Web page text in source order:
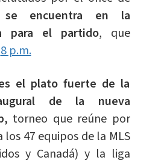
encuentra en la
para el partido, que
8 p.m.
el plato fuerte de la
de la nueva
torneo que reúne por
los 47 equipos de la MLS
y Canadá) y la liga